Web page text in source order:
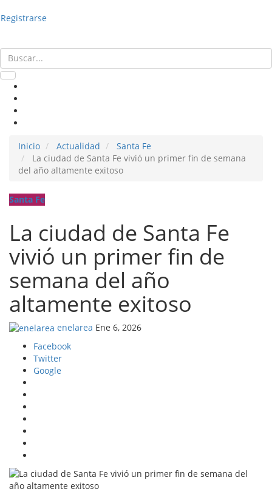
Registrarse
Inicio Actualidad
Santa Fe
La ciudad de Santa Fe vivió un primer fin de semana
del año altamente exitoso
Santa Fe
La ciudad de Santa Fe
vivió un primer fin de
semana del año
altamente exitoso
enelarea Ene 6, 2026
Facebook
Twitter
Google